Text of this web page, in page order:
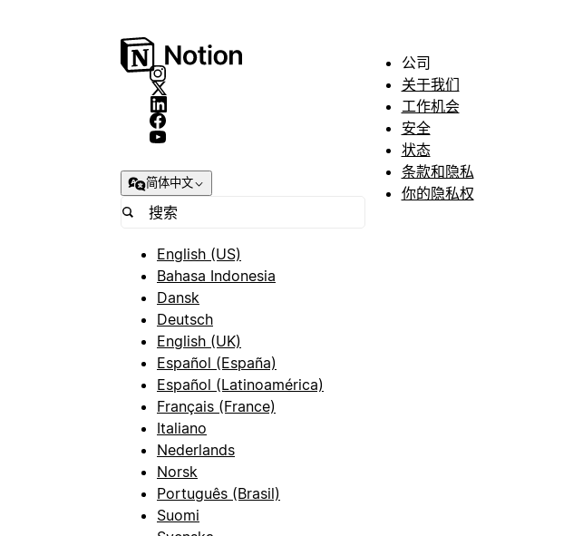
简体中文
English (US)
Bahasa Indonesia
Dansk
Deutsch
English (UK)
Español (España)
Español (Latinoamérica)
Français (France)
Italiano
Nederlands
Norsk
Português (Brasil)
Suomi
公司
关于我们
工作机会
安全
状态
条款和隐私
你的隐私权